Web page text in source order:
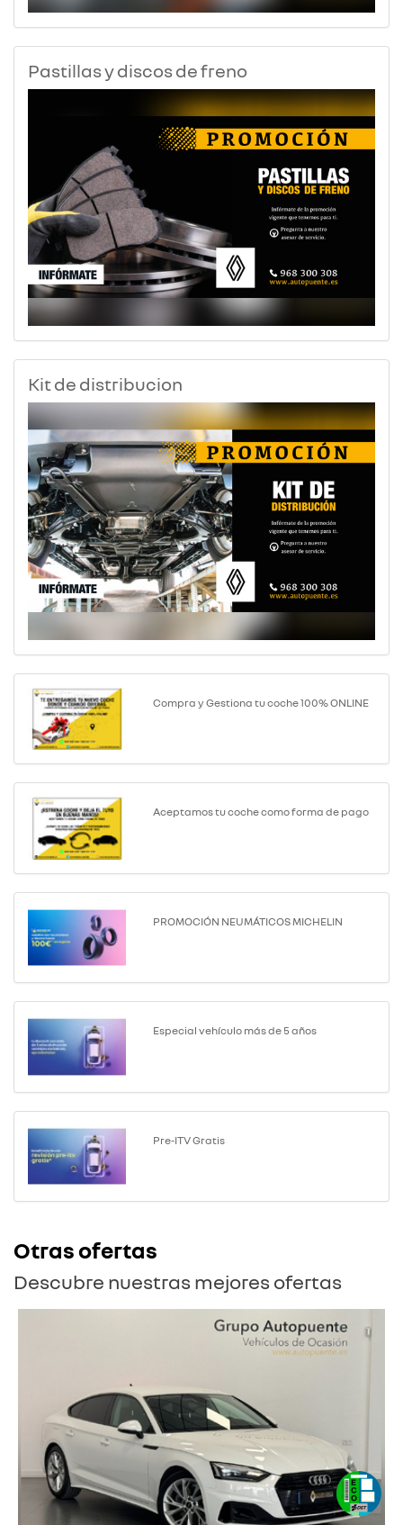
Pastillas y discos de freno
Kit de distribucion
Compra y Gestiona tu coche 100% ONLINE
Aceptamos tu coche como forma de pago
PROMOCIÓN NEUMÁTICOS MICHELIN
Especial vehículo más de 5 años
Pre-ITV Gratis
Otras ofertas
Descubre nuestras mejores ofertas